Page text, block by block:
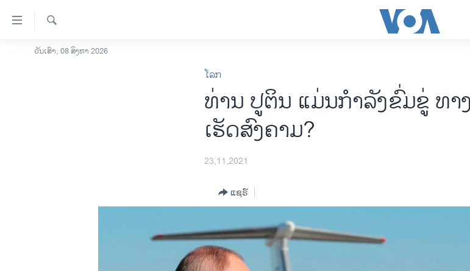
ລິ້ງ
ສຳຫລັບ
ໂຮມເພຈ
ຄົ້ນຫາ
ວັນເສົາ, 08 ສິງຫາ 2026
ໂລກ
ທ່ານ ປູຕິນ ແມ່ນກຳລັງຂົ່ມຂູ່ ທາ
ເຮັດສົງຄາມ?
23,11,2021
ແຊຣ໌